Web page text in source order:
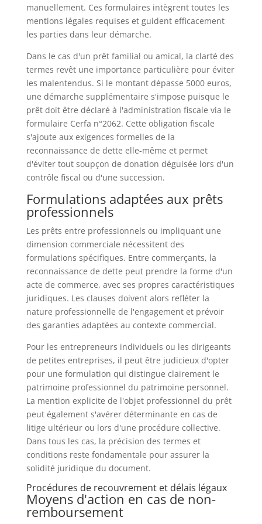
manuellement. Ces formulaires intègrent toutes les
mentions légales requises et guident efficacement
les parties dans leur démarche.
Dans le cas d'un prêt familial ou amical, la clarté des
termes revêt une importance particulière pour éviter
les malentendus. Si le montant dépasse 5000 euros,
une démarche supplémentaire s'impose puisque le
prêt doit être déclaré à l'administration fiscale via le
formulaire Cerfa n°2062. Cette obligation fiscale
s'ajoute aux exigences formelles de la
reconnaissance de dette elle-même et permet
d'éviter tout soupçon de donation déguisée lors d'un
contrôle fiscal ou d'une succession.
Formulations adaptées aux prêts
professionnels
Les prêts entre professionnels ou impliquant une
dimension commerciale nécessitent des
formulations spécifiques. Entre commerçants, la
reconnaissance de dette peut prendre la forme d'un
acte de commerce, avec ses propres caractéristiques
juridiques. Les clauses doivent alors refléter la
nature professionnelle de l'engagement et prévoir
des garanties adaptées au contexte commercial.
Pour les entrepreneurs individuels ou les dirigeants
de petites entreprises, il peut être judicieux d'opter
pour une formulation qui distingue clairement le
patrimoine professionnel du patrimoine personnel.
La mention explicite de l'objet professionnel du prêt
peut également s'avérer déterminante en cas de
litige ultérieur ou lors d'une procédure collective.
Dans tous les cas, la précision des termes et
conditions reste fondamentale pour assurer la
solidité juridique du document.
Procédures de recouvrement et délais légaux
Moyens d'action en cas de non-
remboursement